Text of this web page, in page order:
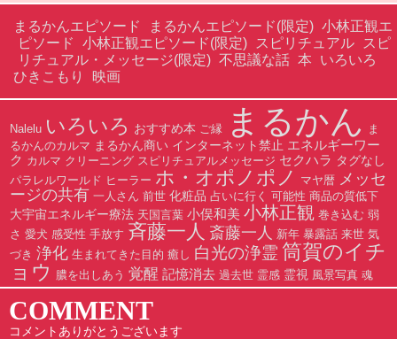
まるかんエピソード まるかんエピソード(限定) 小林正観エ
ピソード
小林正観エピソード(限定) スピリチュアル
スピ
リチュアル・メッセージ(限定) 不思議な話 本
いろいろ
ひきこもり
映画
Nalelu いろいろ おすすめ本 ご縁 まるかん
ま
るかんのカルマ まるかん商い インターネット禁止 エネルギーワー
ク カルマ クリーニング スピリチュアルメッセージ セクハラ タグなし
パラレルワールド ヒーラー ホ・オポノポノ マヤ暦 メッセ
ージの共有 一人さん 前世 化粧品 占いに行く 可能性 商品の質低下
大宇宙エネルギー療法 天国言葉 小俣和美 小林正観 巻き込む 弱
さ 愛犬 感受性 手放す 斉藤一人 斎藤一人 新年 暴露話 来世 気
づき 浄化 生まれてきた目的 癒し 白光の浄霊 筒賀のイチ
ョウ 膿を出しあう 覚醒 記憶消去 過去世 霊感 霊視 風景写真 魂
COMMENT
コメントありがとうございます